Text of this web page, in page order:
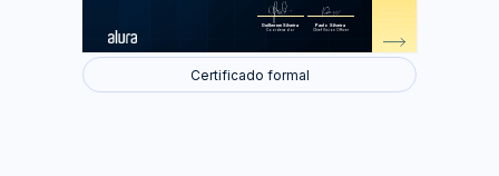
Guilherme Silveira
Coordenador
Paulo Silveira
Chief Vision Officer
Certificado formal